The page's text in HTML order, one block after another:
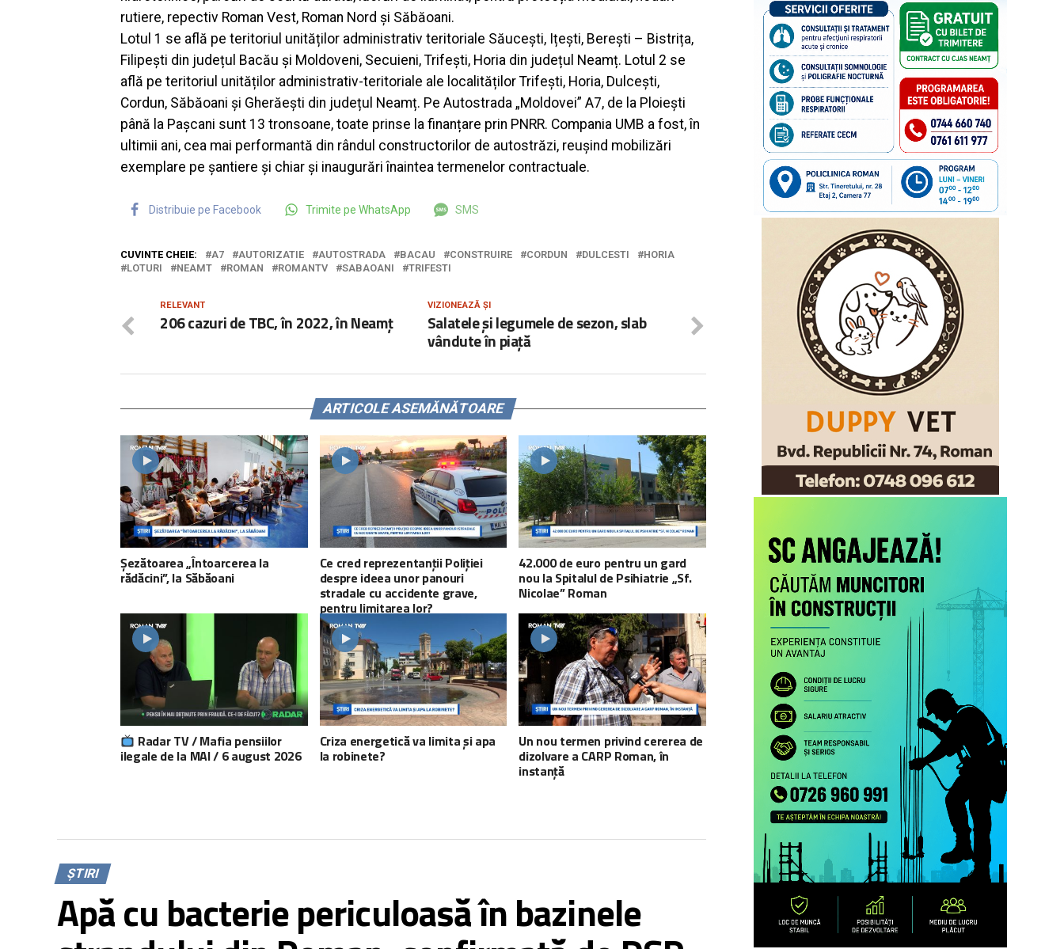
rutiere, repectiv Roman Vest, Roman Nord și Săbăoani.
Lotul 1 se află pe teritoriul unităților administrativ teritoriale Săucești, Ițești, Berești – Bistrița,
Filipești din județul Bacău și Moldoveni, Secuieni, Trifești, Horia din județul Neamț. Lotul 2 se
află pe teritoriul unităților administrativ-teritoriale ale localităților Trifești, Horia, Dulcești,
Cordun, Săbăoani și Gherăești din județul Neamț. Pe Autostrada „Moldovei” A7, de la Ploiești
până la Pașcani sunt 13 tronsoane, toate prinse la finanțare prin PNRR. Compania UMB a fost, în
ultimii ani, cea mai performantă din rândul constructorilor de autostrăzi, reușind mobilizări
exemplare pe șantiere și chiar și inaugurări înaintea termenelor contractuale.
Distribuie pe Facebook Trimite pe WhatsApp SMS
CUVINTE CHEIE: A7 AUTORIZATIE AUTOSTRADA BACAU CONSTRUIRE CORDUN DULCESTI
HORIA
LOTURI
NEAMT ROMAN ROMANTV SABAOANI TRIFESTI
VIZIONEAZĂ ȘI
Salatele și legumele de sezon, slab
vândute în piață
RELEVANT
206 cazuri de TBC, în 2022, în Neamț
ARTICOLE ASEMĂNĂTOARE
Șezătoarea „Întoarcerea la
rădăcini”, la Săbăoani
Ce cred reprezentanții Poliției
despre ideea unor panouri
stradale cu accidente grave,
pentru limitarea lor?
42.000 de euro pentru un gard
nou la Spitalul de Psihiatrie „Sf.
Nicolae” Roman
Radar TV / Mafia pensiilor
ilegale de la MAI / 6 august 2026
Criza energetică va limita și apa
la robinete?
Un nou termen privind cererea de
dizolvare a CARP Roman, în
instanță
ȘTIRI
Apă cu bacterie periculoasă în bazinele